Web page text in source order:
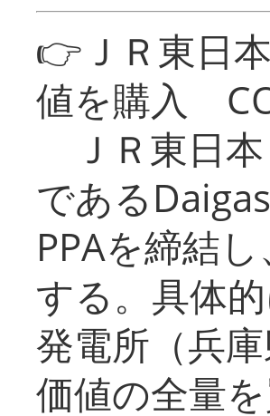
👉ＪＲ東日
値を購入
ＪＲ東日
である
PPAを締結
する。具体
発電所（兵
価値の全量